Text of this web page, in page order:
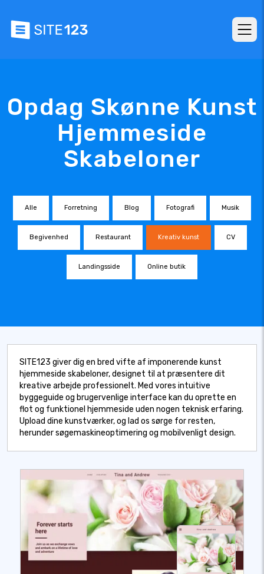
Opdag Skønne Kunst
Hjemmeside
Skabeloner
Alle Forretning Blog Fotografi Musik
Begivenhed Restaurant Kreativ kunst CV
Landingsside Online butik
SITE123 giver dig en bred vifte af imponerende kunst
hjemmeside skabeloner, designet til at præsentere dit
kreative arbejde professionelt. Med vores intuitive
byggeguide og brugervenlige interface kan du oprette en
flot og funktionel hjemmeside uden nogen teknisk erfaring.
Upload dine kunstværker, og lad os sørge for resten,
herunder søgemaskineoptimering og mobilvenligt design.